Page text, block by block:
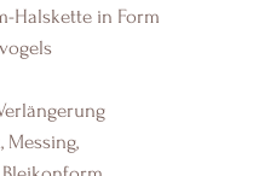
Halskette in Form
Messing,